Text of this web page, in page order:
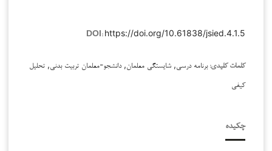
DOI: https://doi.org/10.61838/jsied.4.1.5
کلمات کلیدی:برنامه درسی, شایستگی معلمان, دانشجو-معلمان تربیت بدنی, تحلیل
کیفی
چکیده